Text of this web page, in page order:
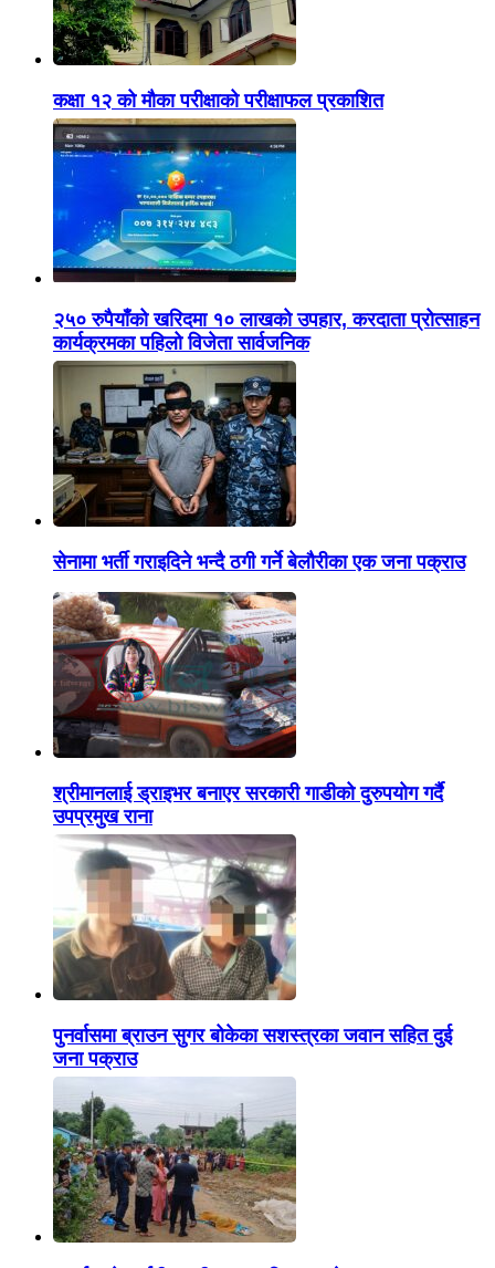
कक्षा १२ को मौका परीक्षाको परीक्षाफल प्रकाशित
२५० रुपैयाँको खरिदमा १० लाखको उपहार, करदाता प्रोत्साहन
कार्यक्रमका पहिलो विजेता सार्वजनिक
सेनामा भर्ती गराइदिने भन्दै ठगी गर्ने बेलौरीका एक जना पक्राउ
श्रीमानलाई ड्राइभर बनाएर सरकारी गाडीको दुरुपयोग गर्दै
उपप्रमुख राना
पुनर्वासमा ब्राउन सुगर बोकेका सशस्त्रका जवान सहित दुई
जना पक्राउ